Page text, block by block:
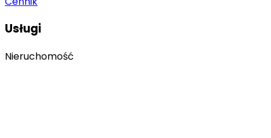
Usługi
Nieruchomość